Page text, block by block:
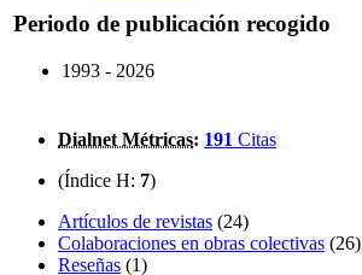
Periodo de publicación recogido
1993 - 2026
Dialnet Métricas: 191 Citas
(Índice H: 7)
Artículos de revistas (24)
Colaboraciones en obras colectivas (26)
Reseñas (1)